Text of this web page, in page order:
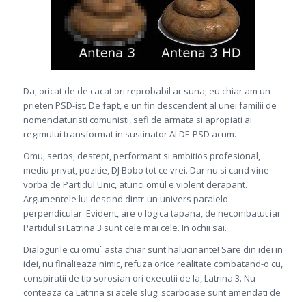
Da, oricat de de cacat ori reprobabil ar suna, eu chiar am un
prieten PSD-ist. De fapt, e un fin descendent al unei familii de
nomenclaturisti comunisti, sefi de armata si apropiati ai
regimului transformat in sustinator ALDE-PSD acum.
Omu, serios, destept, performant si ambitios profesional,
mediu privat, pozitie, DJ Bobo tot ce vrei. Dar nu si cand vine
vorba de Partidul Unic, atunci omul e violent derapant.
Argumentele lui descind dintr-un univers paralelo-
perpendicular. Evident, are o logica tapana, de necombatut iar
Partidul si Latrina 3 sunt cele mai cele. In ochii sai.
Dialogurile cu omu` asta chiar sunt halucinante! Sare din idei in
idei, nu finalieaza nimic, refuza orice realitate combatand-o cu,
conspiratii de tip sorosian ori executii de la, Latrina 3. Nu
conteaza ca Latrina si acele slugi scarboase sunt amendati de